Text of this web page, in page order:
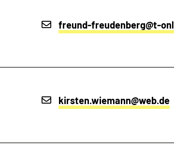
freund-freudenberg@t-
kirsten.wiemann@web.de